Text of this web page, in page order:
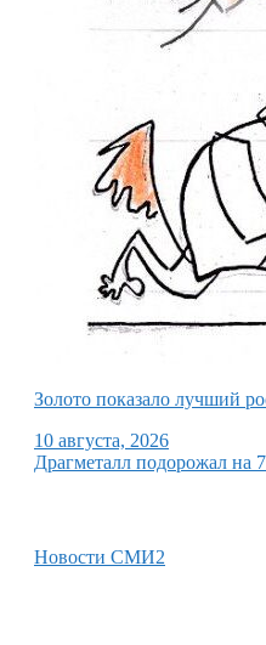
Золото показало лучший
10 августа, 2026
Драгметалл подорожал на
Новости СМИ2